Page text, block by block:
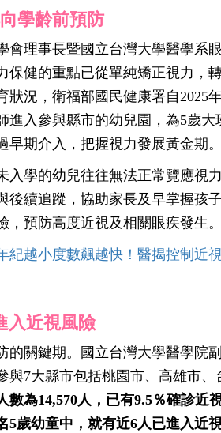
學齡前預防
會理事長暨國立台灣大學醫學系
保健的重點已從單純矯正視力，
狀況，衛福部國民健康署自2025
進入參與縣市的幼兒園，為5歲
早期介入，把握視力發展黃金期。
入學的幼兒往往無法正常覽應視
後續追蹤，協助家長及早掌握孩
，預防高度近視及相關眼疾發生。
紀越小度數飆越快！醫揭控制近
入近視風險
的關鍵期。國立台灣大學醫學院
與7大縣市包括桃園市、高雄市
數為14,570人，已有9.5％確診近
5歲幼童中，就有近6人已進入近視